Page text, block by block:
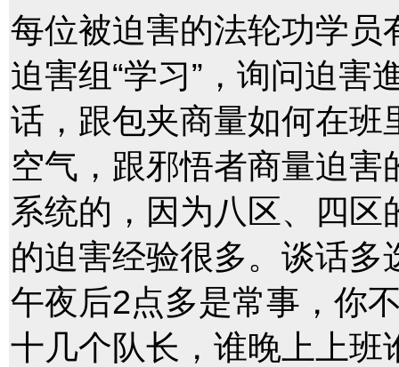
每位被迫害的法轮功学员
迫害组“学习”，询问迫害
话，跟包夹商量如何在
空气，跟邪悟者商量迫
系统的，因为八区、四
的迫害经验很多。谈话
午夜后2点多是常事，你
十几个队长，谁晚上上